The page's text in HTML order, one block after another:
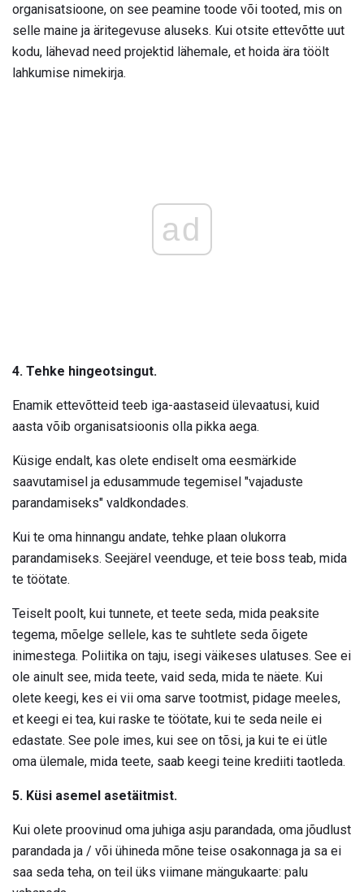
organisatsioone, on see peamine toode või tooted, mis on
selle maine ja äritegevuse aluseks. Kui otsite ettevõtte uut
kodu, lähevad need projektid lähemale, et hoida ära töölt
lahkumise nimekirja.
ad
4. Tehke hingeotsingut.
Enamik ettevõtteid teeb iga-aastaseid ülevaatusi, kuid
aasta võib organisatsioonis olla pikka aega.
Küsige endalt, kas olete endiselt oma eesmärkide
saavutamisel ja edusammude tegemisel "vajaduste
parandamiseks" valdkondades.
Kui te oma hinnangu andate, tehke plaan olukorra
parandamiseks. Seejärel veenduge, et teie boss teab, mida
te töötate.
Teiselt poolt, kui tunnete, et teete seda, mida peaksite
tegema, mõelge sellele, kas te suhtlete seda õigete
inimestega. Poliitika on taju, isegi väikeses ulatuses. See ei
ole ainult see, mida teete, vaid seda, mida te näete. Kui
olete keegi, kes ei vii oma sarve tootmist, pidage meeles,
et keegi ei tea, kui raske te töötate, kui te seda neile ei
edastate. See pole imes, kui see on tõsi, ja kui te ei ütle
oma ülemale, mida teete, saab keegi teine ​​krediiti taotleda.
5. Küsi asemel asetäitmist.
Kui olete proovinud oma juhiga asju parandada, oma jõudlust
parandada ja / või ühineda mõne teise osakonnaga ja sa ei
saa seda teha, on teil üks viimane mängukaarte: palu